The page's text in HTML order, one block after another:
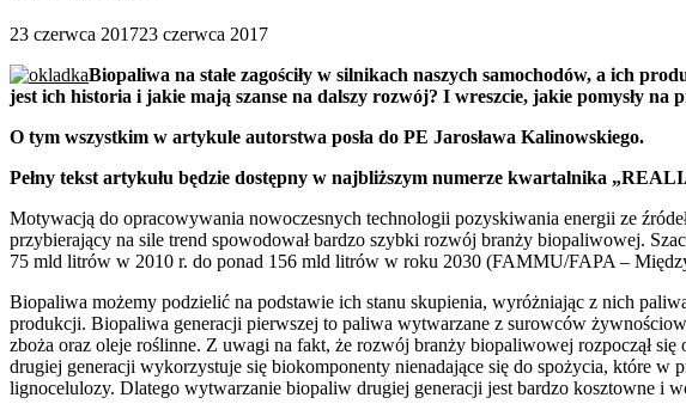
23 czerwca 201723 czerwca 2017
Biopaliwa na stałe zagościły w silnikach naszych samochodów, a ich
jest ich historia i jakie mają szanse na dalszy rozwój? I wreszcie, jakie pomysły na
O tym wszystkim w artykule autorstwa posła do PE Jarosława Kalinowskiego.
Pełny tekst artykułu będzie dostępny w najbliższym numerze kwartalnika
Motywacją do opracowywania nowoczesnych technologii pozyskiwania energii ze
przybierający na sile trend spowodował bardzo szybki rozwój branży biopaliwowej.
75 mld litrów w 2010 r. do ponad 156 mld litrów w roku 2030 (FAMMU/FAPA –
Biopaliwa możemy podzielić na podstawie ich stanu skupienia, wyróżniając z nich
produkcji. Biopaliwa generacji pierwszej to paliwa wytwarzane z surowców
zboża oraz oleje roślinne. Z uwagi na fakt, że rozwój branży biopaliwowej rozpoczął
drugiej generacji wykorzystuje się biokomponenty nienadające się do spożycia, które
lignocelulozy. Dlatego wytwarzanie biopaliw drugiej generacji jest bardzo kosztowne i